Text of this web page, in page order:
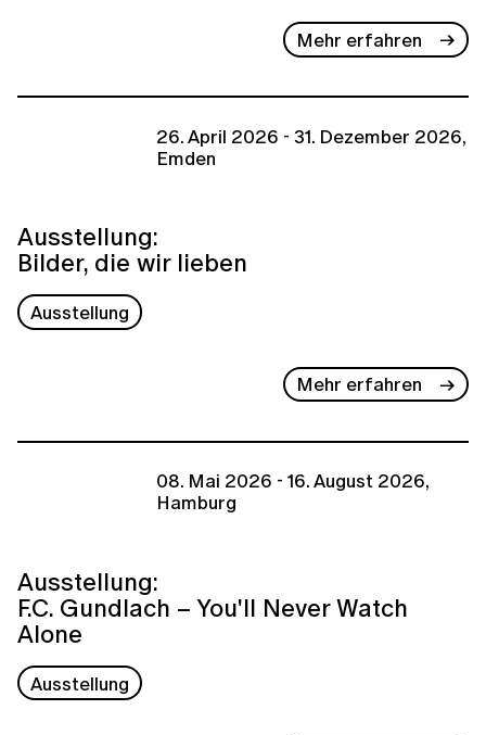
Mehr erfahren
26. April 2026 - 31. Dezember 2026,
Emden
Ausstellung:
Bilder, die wir lieben
Ausstellung
Mehr erfahren
08. Mai 2026 - 16. August 2026,
Hamburg
Ausstellung:
F.C. Gundlach – You'll Never Watch
Alone
Ausstellung